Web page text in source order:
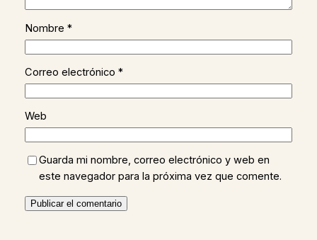
Nombre *
Correo electrónico *
Web
Guarda mi nombre, correo electrónico y web en
este navegador para la próxima vez que comente.